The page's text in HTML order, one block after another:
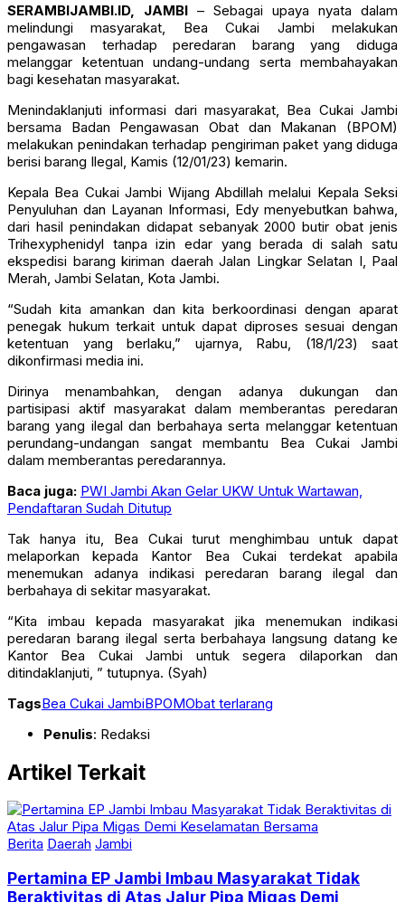
SERAMBIJAMBI.ID, JAMBI – Sebagai upaya nyata dalam
melindungi masyarakat, Bea Cukai Jambi melakukan
pengawasan terhadap peredaran barang yang diduga
melanggar ketentuan undang-undang serta membahayakan
bagi kesehatan masyarakat.
Menindaklanjuti informasi dari masyarakat, Bea Cukai Jambi
bersama Badan Pengawasan Obat dan Makanan (BPOM)
melakukan penindakan terhadap pengiriman paket yang diduga
berisi barang Ilegal, Kamis (12/01/23) kemarin.
Kepala Bea Cukai Jambi Wijang Abdillah melalui Kepala Seksi
Penyuluhan dan Layanan Informasi, Edy menyebutkan bahwa,
dari hasil penindakan didapat sebanyak 2000 butir obat jenis
Trihexyphenidyl tanpa izin edar yang berada di salah satu
ekspedisi barang kiriman daerah Jalan Lingkar Selatan I, Paal
Merah, Jambi Selatan, Kota Jambi.
“Sudah kita amankan dan kita berkoordinasi dengan aparat
penegak hukum terkait untuk dapat diproses sesuai dengan
ketentuan yang berlaku,” ujarnya, Rabu, (18/1/23) saat
dikonfirmasi media ini.
Dirinya menambahkan, dengan adanya dukungan dan
partisipasi aktif masyarakat dalam memberantas peredaran
barang yang ilegal dan berbahaya serta melanggar ketentuan
perundang-undangan sangat membantu Bea Cukai Jambi
dalam memberantas peredarannya.
Baca juga: PWI Jambi Akan Gelar UKW Untuk Wartawan,
Pendaftaran Sudah Ditutup
Tak hanya itu, Bea Cukai turut menghimbau untuk dapat
melaporkan kepada Kantor Bea Cukai terdekat apabila
menemukan adanya indikasi peredaran barang ilegal dan
berbahaya di sekitar masyarakat.
“Kita imbau kepada masyarakat jika menemukan indikasi
peredaran barang ilegal serta berbahaya langsung datang ke
Kantor Bea Cukai Jambi untuk segera dilaporkan dan
ditindaklanjuti, ” tutupnya. (Syah)
TagsBea Cukai JambiBPOMObat terlarang
Penulis: Redaksi
Artikel Terkait
Berita Daerah Jambi
Pertamina EP Jambi Imbau Masyarakat Tidak
Beraktivitas di Atas Jalur Pipa Migas Demi